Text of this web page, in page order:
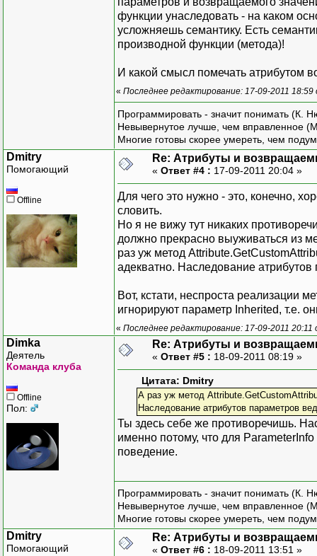
функции унаследовать - на каком
усложняешь семантику. Есть
производной функции (метода)!
И какой смысл помечать атрибутом
« Последнее редактирование: 17-09-2011 18:59
Программировать - значит понимать (К.
Невывернутое лучше, чем вправленное
Многие готовы скорее умереть, чем
Dmitry
Помогающий
Offline
Re: Атрибуты и
« Ответ #4 : 17-09-2011 20:04 »
Для чего это нужно - это, конечно,
словить.
Но я не вижу тут никаких
должно прекрасно выуживаться из
раз уж метод
адекватно. Наследование атрибутов
Вот, кстати, неспроста реализации
игнорируют параметр Inherited, т.е.
« Последнее редактирование: 17-09-2011 20:11
Dimka
Деятель
Команда клуба
Offline
Пол:
Re: Атрибуты и
« Ответ #5 : 18-09-2011 08:19 »
Цитата: Dmitry
А раз уж метод
Наследование атрибутов параметров
Ты здесь себе же противоречишь.
именно потому, что для
поведение.
Программировать - значит понимать (К.
Невывернутое лучше, чем вправленное
Многие готовы скорее умереть, чем
Dmitry
Помогающий
Re: Атрибуты и
« Ответ #6 : 18-09-2011 13:51 »